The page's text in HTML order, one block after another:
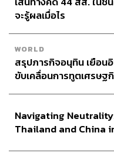
ตลอดกาลครั้งใหม่ที่ระดั
ท่ามกลางค่าเงินดอลลา
ซึ่งนับว่าเป็นสถานการณ์
แนะนำนักลงทุนจับตาภา
ดอกเบี้ย รวมไปถึงสถา
สามารถติดตาม
ผ่านแอปพลิเคชันต่างๆ
จะรู้ผลเมื่อไร
WORLD
สรุปภารกิจอนุทิน เยือน
ขับเคลื่อนการทูตเศรษฐ
Navigating
Thailand and China